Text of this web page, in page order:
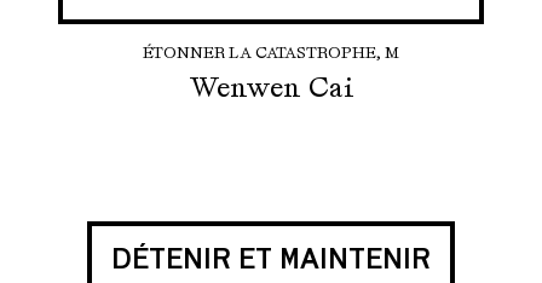
ÉTONNER LA CATASTROPHE, M
Wenwen Cai
DÉTENIR ET MAINTENIR